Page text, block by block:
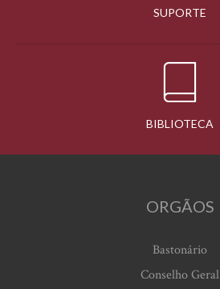
SUPORTE
BIBLIOTECA
ORGÃOS
Bastonário
Conselho Geral